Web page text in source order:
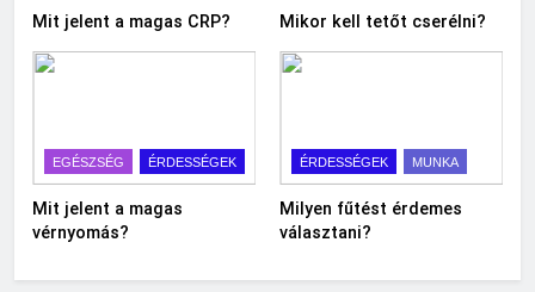
Mit jelent a magas CRP? Mikor kell tetőt cserélni?
EGÉSZSÉG ÉRDESSÉGEK
Mit jelent a magas
vérnyomás?
ÉRDESSÉGEK MUNKA
Milyen fűtést érdemes
választani?